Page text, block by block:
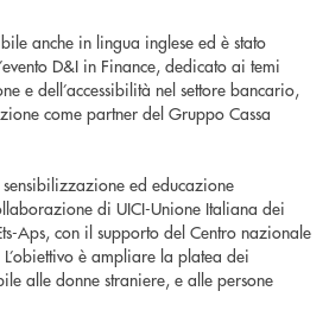
anche in lingua inglese ed è stato
D&I in Finance, dedicato ai temi
e dell’accessibilità nel settore bancario,
come partner del Gruppo Cassa
ed educazione
di UICI-Unione Italiana dei
Aps, con il supporto del Centro nazionale
è ampliare la platea dei
alle donne straniere, e alle persone